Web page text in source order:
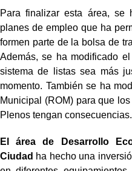
Para finalizar esta área, se
planes de empleo que ha
formen parte de la bolsa de
Además, se ha modificado
sistema de listas sea más
momento. También se ha
Municipal (ROM) para que
Plenos tengan consecuencias.
El área de Desarrollo
Ciudad ha hecho una